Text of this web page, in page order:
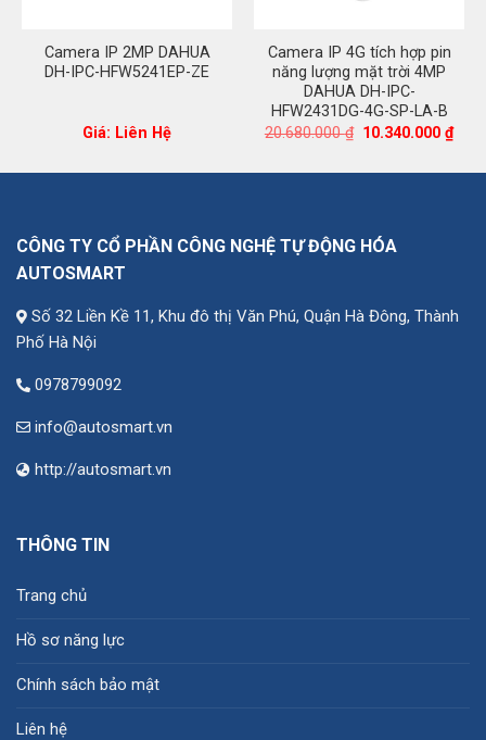
Camera IP 2MP DAHUA
DH-IPC-HFW5241EP-ZE
Giá: Liên Hệ
Camera IP 4G tích hợp pin
năng lượng mặt trời 4MP
DAHUA DH-IPC-
HFW2431DG-4G-SP-LA-B
20.680.000₫ Giá
20.680.000 ₫.
10.340.000₫Giá
hiện
là:
CÔNG TY CỔ PHẦN CÔNG NGHỆ TỰ ĐỘNG HÓA
AUTOSMART
Số 32 Liền Kề 11, Khu đô thị Văn Phú, Quận Hà Đông, Thành
Phố Hà Nội
0978799092
info@autosmart.vn
http://autosmart.vn
THÔNG TIN
Trang chủ
Hồ sơ năng lực
Chính sách bảo mật
Liên hệ